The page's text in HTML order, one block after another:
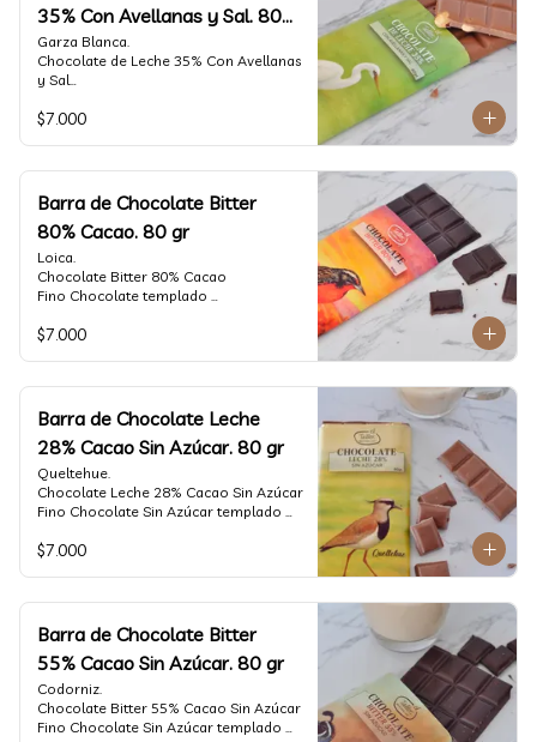
35% Con Avellanas y Sal. 80
gr
Garza Blanca.
Chocolate de Leche 35% Con Avellanas
y Sal
artesanalmente con Avellanas
caramelo, especias y cacao tostado
con la textura y complemento de sabor
de las avellanas y sal.
Formato: tableta 80 gramos.
$7.000
Barra de Chocolate Bitter
80% Cacao. 80 gr
Loica.
Chocolate Bitter 80% Cacao
Fino Chocolate templado
de frutas rojas, zeste de pomelo y
$7.000
Barra de Chocolate Leche
28% Cacao Sin Azúcar. 80 gr
Queltehue.
Chocolate Leche 28% Cacao Sin Azúcar
Fino Chocolate Sin Azúcar templado
aterciopelado de frutas rojas y cacao
$7.000
Barra de Chocolate Bitter
55% Cacao Sin Azúcar. 80 gr
Codorniz.
Chocolate Bitter 55% Cacao Sin Azúcar
Fino Chocolate Sin Azúcar templado